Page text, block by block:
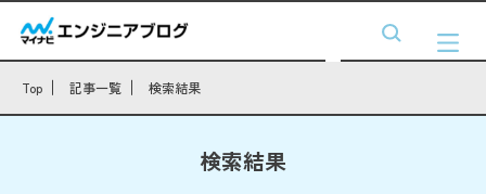
Top 記事一覧 検索結果
検索結果